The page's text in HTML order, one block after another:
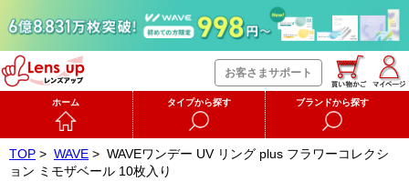
お客さまサポート
ホーム タイプから探す ブランドから探す
TOP > WAVE > WAVEワンデー UV リング plus フラワーコレクシ
ョン ミモザベール 10枚入り